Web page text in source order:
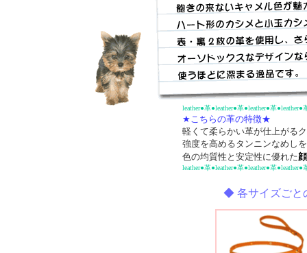
leather●革●leather●革●leather●革●leather●
★こちらの革の特徴★
軽くて柔らかい革が仕上がる
強度を高めるタンニンなめし
色の均質性と安定性に優れた
leather●革●leather●革●leather●革●leather●
◆ 各サイズごと